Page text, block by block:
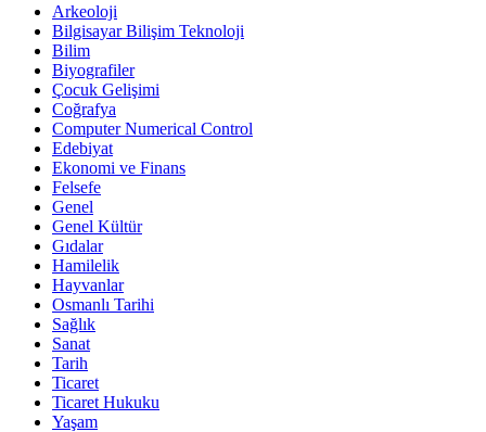
Arkeoloji
Bilgisayar Bilişim Teknoloji
Bilim
Biyografiler
Çocuk Gelişimi
Coğrafya
Computer Numerical Control
Edebiyat
Ekonomi ve Finans
Felsefe
Genel
Genel Kültür
Gıdalar
Hamilelik
Hayvanlar
Osmanlı Tarihi
Sağlık
Sanat
Tarih
Ticaret
Ticaret Hukuku
Yaşam